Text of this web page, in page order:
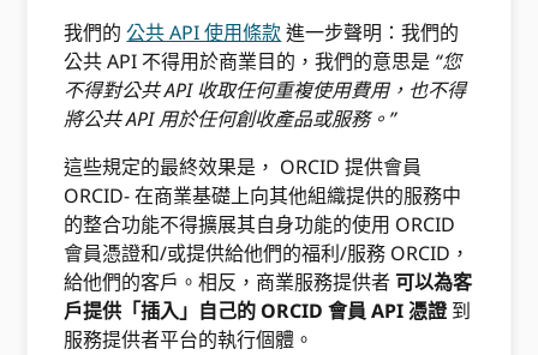
我們的公共 API 使用條款進一步聲明：我們的
公共 API 不得用於商業目的，我們的意思是 “您
不得對公共 API 收取任何重複使用費用，也不得
將公共 API 用於任何創收產品或服務。”
這些規定的最終效果是， ORCID 提供會員
ORCID- 在商業基礎上向其他組織提供的服務中
的整合功能不得擴展其自身功能的使用 ORCID
會員憑證和/或提供給他們的福利/服務 ORCID，
給他們的客戶。相反，商業服務提供者可以為客
戶提供「插入」自己的 ORCID 會員 API 憑證 到
服務提供者平台的執行個體。